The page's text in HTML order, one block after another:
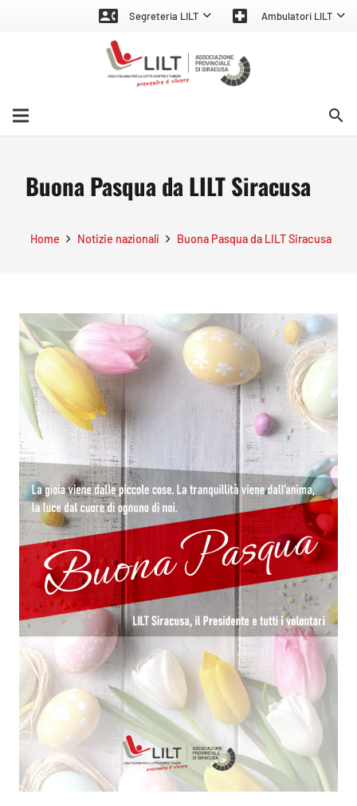
contact_phone Segreteria LILT local_hospital Ambulatori LILT
search
Buona Pasqua da LILT Siracusa
Home Notizie nazionali Buona Pasqua da LILT Siracusa